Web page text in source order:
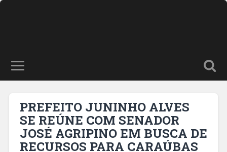
PREFEITO JUNINHO ALVES
SE REÚNE COM SENADOR
JOSÉ AGRIPINO EM BUSCA DE
RECURSOS PARA CARAÚBAS